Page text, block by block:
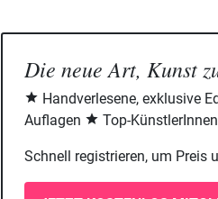
Die neue Art, Kunst
Handverlesene, exklusive
Auflagen
Top-
Schnell registrieren, um Preis